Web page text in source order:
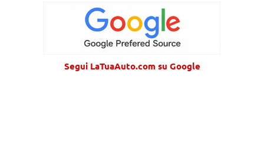
Segui LaTuaAuto.com su Google